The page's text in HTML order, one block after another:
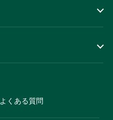
よくある質問